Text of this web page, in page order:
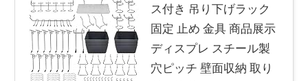
ス付き 吊り下げラック
固定 止め 金具 商品展示
ディスプレ スチール製
穴ピッチ 壁面収納 取り